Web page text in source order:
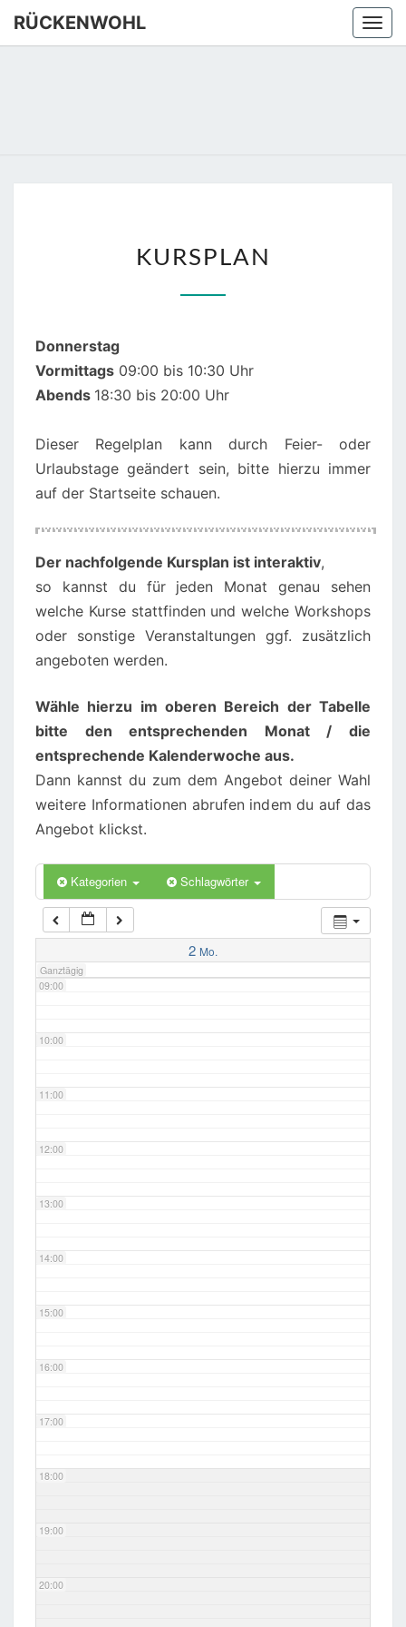
Skip
RÜCKENWOHL
KURSPLAN
Donnerstag
Vormittags 09:00 bis 10:30 Uhr
Abends 18:30 bis 20:00 Uhr
Dieser Regelplan kann durch Feier- oder
Urlaubstage geändert sein, bitte hierzu immer
auf der Startseite schauen.
Der nachfolgende Kursplan ist interaktiv,
so kannst du für jeden Monat genau sehen
welche Kurse stattfinden und welche Workshops
oder sonstige Veranstaltungen ggf. zusätzlich
angeboten werden.
Wähle hierzu im oberen Bereich der Tabelle
bitte den entsprechenden Monat / die
entsprechende Kalenderwoche aus.
Dann kannst du zum dem Angebot deiner Wahl
weitere Informationen abrufen indem du auf das
Angebot klickst.
Kategorien Schlagwörter
2 Mo.
Ganztägig
00:00
02:00
03:00
04:00
06:00
07:00
08:00
09:00
10:00
11:00
12:00
13:00
14:00
15:00
16:00
17:00
18:00
19:00
20:00